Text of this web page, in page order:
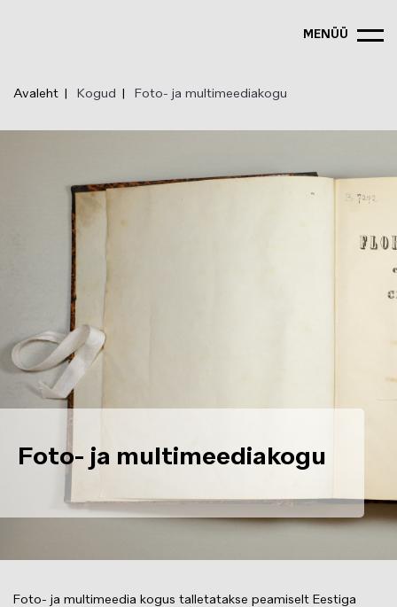
MENÜÜ
Avaleht Kogud Foto- ja multimeediakogu
Foto- ja multimeediakogu
Foto- ja multimeedia kogus talletatakse peamiselt Eestiga